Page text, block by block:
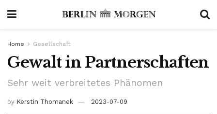
Home Gesellschaft
Gewalt in Partnerschaften
Sehr weit verbreitetes Phänomen
by Kerstin Thomanek 2023-07-09